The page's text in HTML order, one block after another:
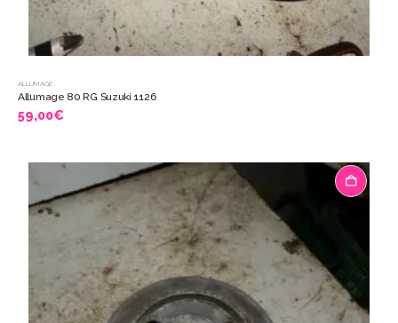
ALLUMAGE
Allumage 80 RG Suzuki 1126
59,00€